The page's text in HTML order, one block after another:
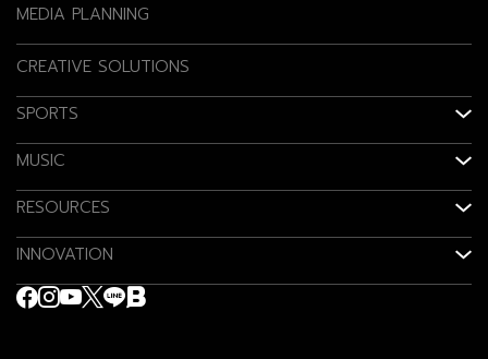
MEDIA PLANNING
CREATIVE SOLUTIONS
SPORTS
MUSIC
RESOURCES
INNOVATION